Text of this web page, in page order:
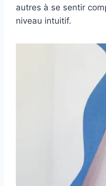
autres à se sentir
niveau intuitif.